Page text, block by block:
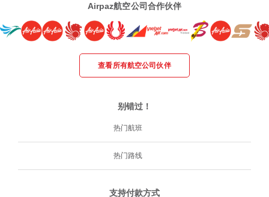
Airpaz航空公司合作伙伴
查看所有航空公司伙伴
别错过！
热门航班
热门路线
支持付款方式